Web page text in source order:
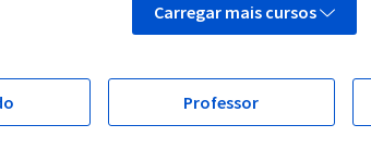
Carregar mais cursos
Professor